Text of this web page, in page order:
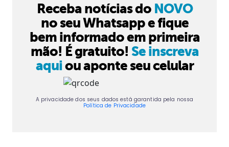
Receba notícias do NOVO
no seu Whatsapp e fique
bem informado em primeira
mão! É gratuito! Se inscreva
aquiou aponte seu celular
A privacidade dos seus dados está garantida pela nossa
Política de Privacidade